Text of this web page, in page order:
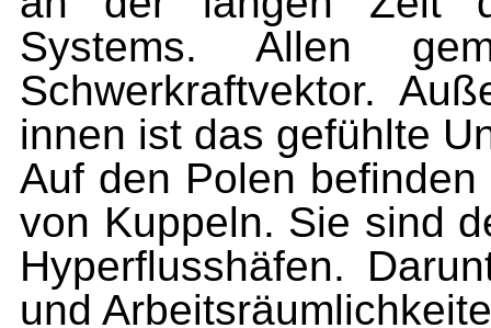
Systems. Allen
Schwerkraftvektor.
innen ist das gefühlte
Auf den Polen
von Kuppeln. Sie sind
Hyperflusshäfen.
und